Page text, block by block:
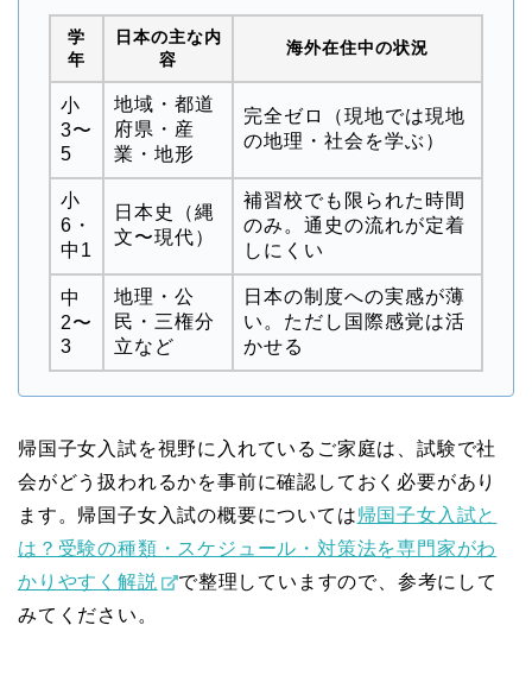
学
年
日本の主な内
容
海外在住中の状況
小
3〜
5
地域・都道
府県・産
業・地形
完全ゼロ（現地では現地
の地理・社会を学ぶ）
小
6・
中1
日本史（縄
文〜現代）
補習校でも限られた時間
のみ。通史の流れが定着
しにくい
中
2〜
3
地理・公
民・三権分
立など
日本の制度への実感が薄
い。ただし国際感覚は活
かせる
帰国子女入試を視野に入れているご家庭は、試験で社
会がどう扱われるかを事前に確認しておく必要があり
ます。帰国子女入試の概要については帰国子女入試と
は？受験の種類・スケジュール・対策法を専門家がわ
かりやすく解説
で整理していますので、参考にして
みてください。